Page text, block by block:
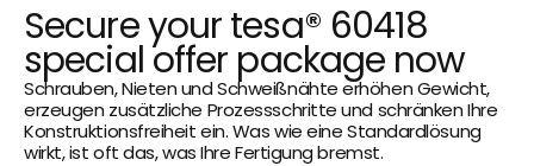
Secure your tesa® 60418
special offer package now
Schrauben, Nieten und Schweißnähte erhöhen Gewicht,
erzeugen zusätzliche Prozessschritte und schränken Ihre
Konstruktionsfreiheit ein. Was wie eine Standardlösung
wirkt, ist oft das, was Ihre Fertigung bremst.